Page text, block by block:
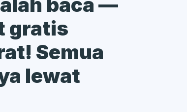
gratis
Semua
lewat